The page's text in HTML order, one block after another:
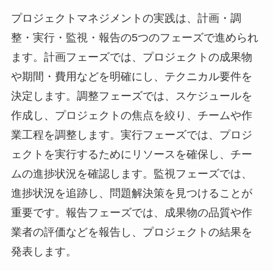
プロジェクトマネジメントの実践は、計画・調
整・実行・監視・報告の5つのフェーズで進められ
ます。計画フェーズでは、プロジェクトの成果物
や期間・費用などを明確にし、テクニカル要件を
決定します。調整フェーズでは、スケジュールを
作成し、プロジェクトの焦点を絞り、チームや作
業工程を調整します。実行フェーズでは、プロジ
ェクトを実行するためにリソースを確保し、チー
ムの進捗状況を確認します。監視フェーズでは、
進捗状況を追跡し、問題解決策を見つけることが
重要です。報告フェーズでは、成果物の品質や作
業者の評価などを報告し、プロジェクトの結果を
発表します。